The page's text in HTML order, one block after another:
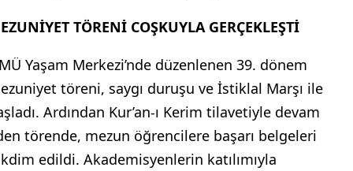
TÖRENİ COŞKUYLA GERÇEKLEŞTİ
Yaşam Merkezi’nde düzenlenen 39. dönem
töreni, saygı duruşu ve İstiklal Marşı ile
Ardından Kur’an-ı Kerim tilavetiyle devam
törende, mezun öğrencilere başarı belgeleri
edildi. Akademisyenlerin katılımıyla